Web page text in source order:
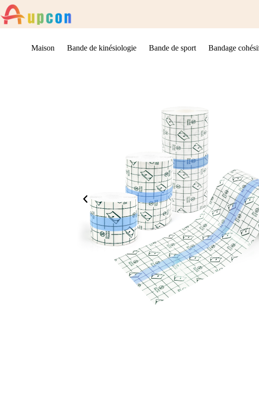
Maison Bande de kinésiologie Bande de sport Bandage